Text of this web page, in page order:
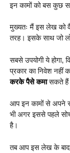
इन कामों को बस कुछ
मुख्यतः मैं इस लेख को
तरह। इसके साथ जो
सबसे उपयोगी ये
प्रकार का निवेश नहीं
करके पैसे कमासकते
आप इन कामों से अपने
भी अगर इससे पहले
है।
तब आप इस लेख के बाद